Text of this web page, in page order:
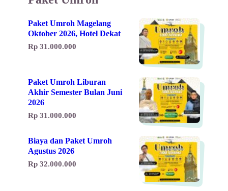
Paket Umroh Magelang
Oktober 2026, Hotel Dekat
Rp 31.000.000
Paket Umroh Liburan
Akhir Semester Bulan Juni
2026
Rp 31.000.000
Biaya dan Paket Umroh
Agustus 2026
Rp 32.000.000